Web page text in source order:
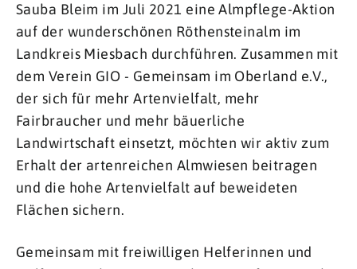
Sauba Bleim im Juli 2021 eine Almpflege-Aktion
auf der wunderschönen Röthensteinalm im
Landkreis Miesbach durchführen. Zusammen mit
dem Verein GIO - Gemeinsam im Oberland e.V.,
der sich für mehr Artenvielfalt, mehr
Fairbraucher und mehr bäuerliche
Landwirtschaft einsetzt, möchten wir aktiv zum
Erhalt der artenreichen Almwiesen beitragen
und die hohe Artenvielfalt auf beweideten
Flächen sichern.
Gemeinsam mit freiwilligen Helferinnen und